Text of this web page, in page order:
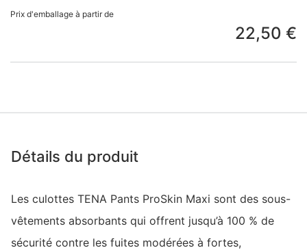
Prix d'emballage à partir de
22,50 €
Détails du produit
Les culottes TENA Pants ProSkin Maxi sont des sous-
vêtements absorbants qui offrent jusqu’à 100 % de
sécurité contre les fuites modérées à fortes,